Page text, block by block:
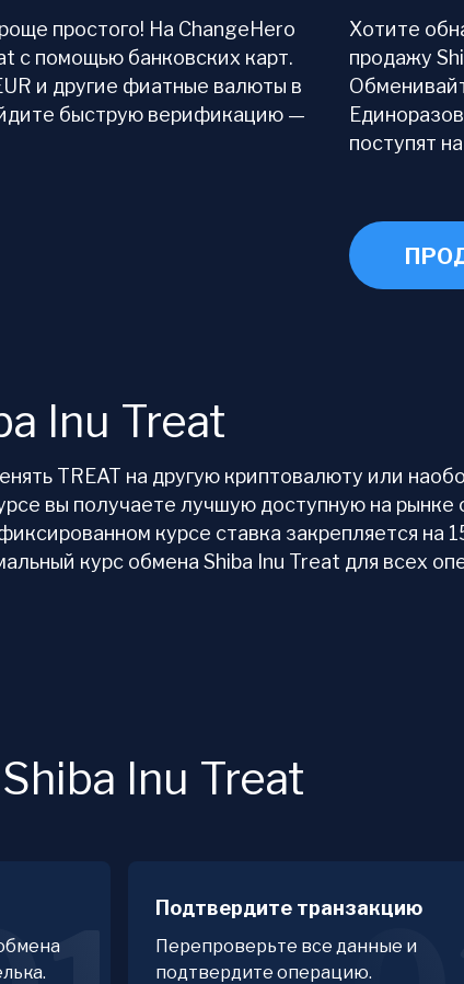
простого! На ChangeHero
с помощью банковских карт.
и другие фиатные валюты в
быструю верификацию —
Хотите
продажу
поступят
Inu Treat
TREAT на другую криптовалюту или
вы получаете лучшую доступную на рынке
курсе ставка закрепляется
курс обмена Shiba Inu Treat для всех
Inu Treat
Подтвердите транзакцию
Перепроверьте все данные и
подтвердите операцию.